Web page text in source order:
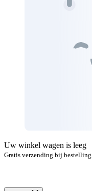
Uw winkel wagen is leeg
Gratis verzending bij